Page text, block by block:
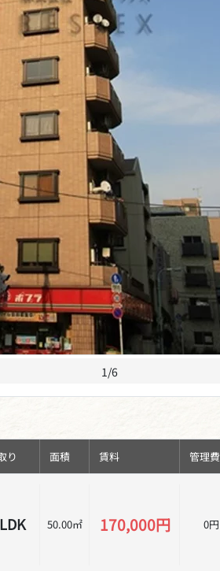
1/6
り 面積 賃料 管理費
50.00㎡ 170,000円 0円